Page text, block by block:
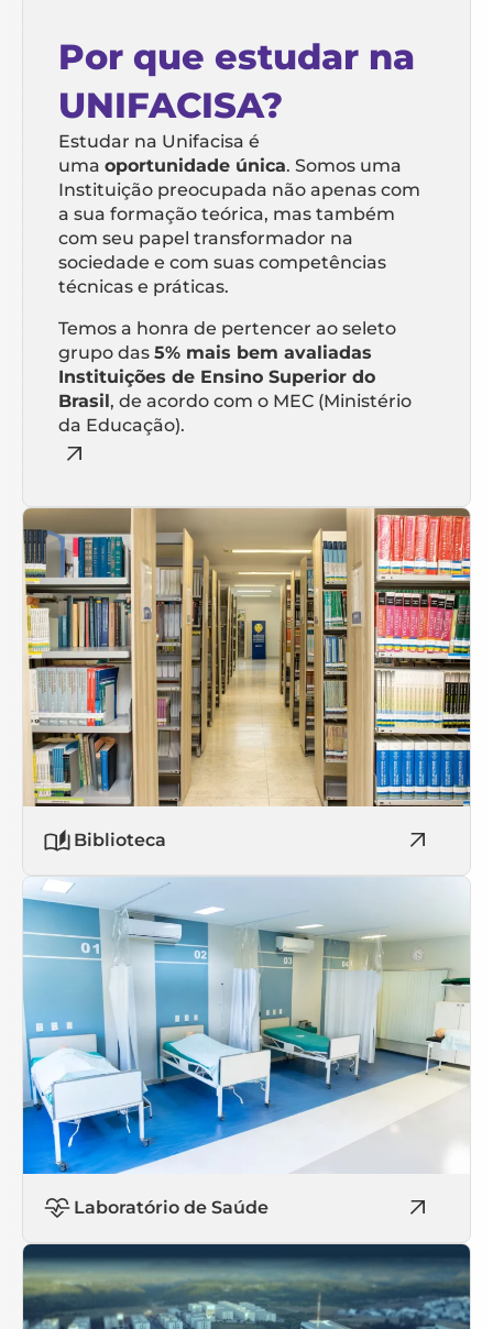
Por que estudar na
UNIFACISA?
Estudar na Unifacisa é
uma oportunidade única. Somos uma
Instituição preocupada não apenas com
a sua formação teórica, mas também
com seu papel transformador na
sociedade e com suas competências
técnicas e práticas.
Temos a honra de pertencer ao seleto
grupo das 5% mais bem avaliadas
Instituições de Ensino Superior do
Brasil, de acordo com o MEC (Ministério
da Educação).
Biblioteca
Laboratório de Saúde